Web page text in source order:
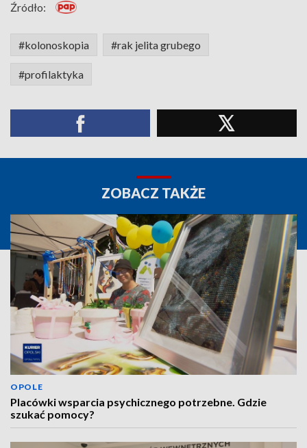
Źródło:
#kolonoskopia #rak jelita grubego
#profilaktyka
ZOBACZ TAKŻE
OPOLE
Placówki wsparcia psychicznego potrzebne. Gdzie
szukać pomocy?